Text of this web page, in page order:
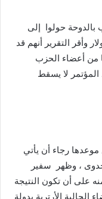
بالدوحة حولوا إلى
أسمرا ما يعادل 17 ألف دولار وأقر التقرير أنهم قد
دولار تقريبا من أعضاء الحزب
لا يسقط
موعدها رجاء أن يأتي
، وظهر سفير
على أن تكون النتيجة
الأرترية بدولة